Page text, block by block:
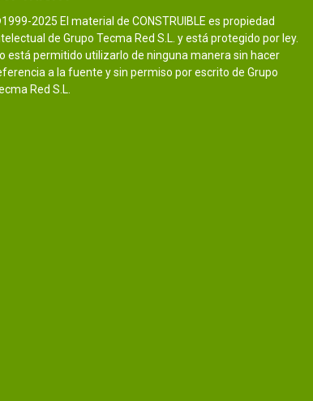
2025 El material de CONSTRUIBLE es propiedad
de Grupo Tecma Red S.L. y está protegido por ley.
está permitido utilizarlo de ninguna manera sin hacer
a la fuente y sin permiso por escrito de Grupo
Red S.L.